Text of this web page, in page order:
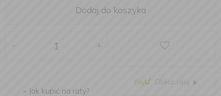
Dodaj do koszyka
- +
» Jak kupić na raty?